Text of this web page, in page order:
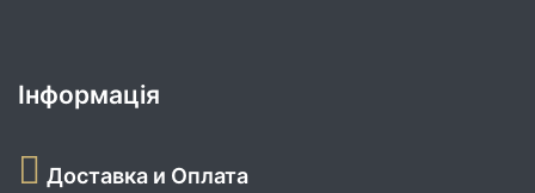
Інформація
Доставка и Оплата